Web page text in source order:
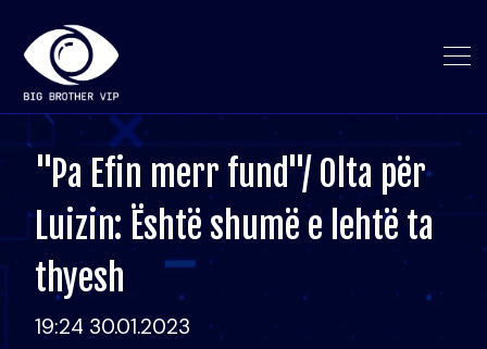
"Pa Efin merr fund"/ Olta për
Luizin: Është shumë e lehtë ta
thyesh
19:24 30.01.2023